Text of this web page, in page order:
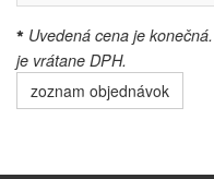
* Uvedená cena je
je vrátane DPH.
zoznam objednávok